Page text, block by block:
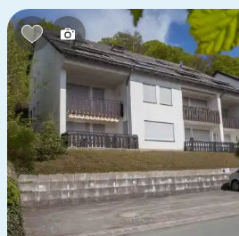
Eingezäunter Garten
Spielgeräte im Garten
Hallenbad
Freibad
Kinderanimation
Kindereinrichtungen im Park